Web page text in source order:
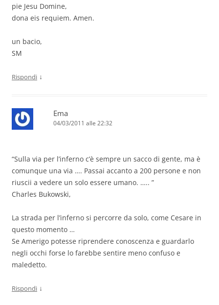
pie Jesu Domine,
dona eis requiem. Amen.
un bacio,
SM
Rispondi ↓
Ema
04/03/2011 alle 22:32
“Sulla via per l’inferno c’è sempre un sacco di gente, ma è
comunque una via …. Passai accanto a 200 persone e non
riuscii a vedere un solo essere umano. ….. ”
Charles Bukowski,
La strada per l’inferno si percorre da solo, come Cesare in
questo momento …
Se Amerigo potesse riprendere conoscenza e guardarlo
negli occhi forse lo farebbe sentire meno confuso e
maledetto.
Rispondi ↓